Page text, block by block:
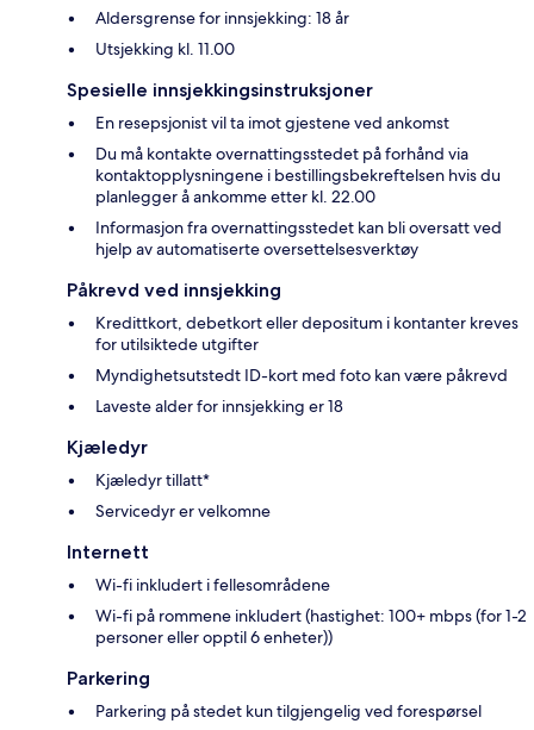
Aldersgrense for innsjekking: 18 år
Utsjekking kl. 11.00
Spesielle innsjekkingsinstruksjoner
En resepsjonist vil ta imot gjestene ved ankomst
Du må kontakte overnattingsstedet på forhånd via
kontaktopplysningene i bestillingsbekreftelsen hvis du
planlegger å ankomme etter kl. 22.00
Informasjon fra overnattingsstedet kan bli oversatt ved
hjelp av automatiserte oversettelsesverktøy
Påkrevd ved innsjekking
Kredittkort, debetkort eller depositum i kontanter kreves
for utilsiktede utgifter
Myndighetsutstedt ID-kort med foto kan være påkrevd
Laveste alder for innsjekking er 18
Kjæledyr
Kjæledyr tillatt*
Servicedyr er velkomne
Internett
Wi-fi inkludert i fellesområdene
Wi-fi på rommene inkludert (hastighet: 100+ mbps (for 1-2
personer eller opptil 6 enheter))
Parkering
Parkering på stedet kun tilgjengelig ved forespørsel